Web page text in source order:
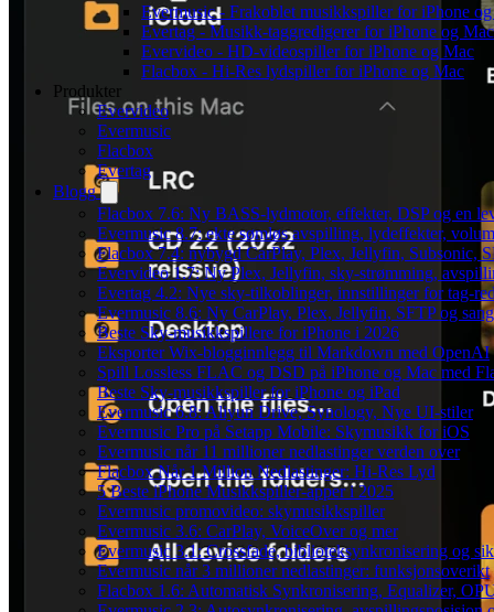
Evermusic - Frakoblet musikkspiller for iPhone
Evertag - Musikk-taggredigerer for iPhone og Mac
Evervideo - HD-videospiller for iPhone og Mac
Flacbox - Hi-Res lydspiller for iPhone og Mac
Produkter
Evervideo
Evermusic
Flacbox
Evertag
Blogg
Flacbox 7.6: Ny BASS-lydmotor, effekter, DSP og en
Evermusic 8.7: ekte sømløs avspilling, lydeffekter,
Flacbox 7.4: nybygd CarPlay, Plex, Jellyfin, Subsonic,
Evervideo 1.7: Ny Plex, Jellyfin, sky-strømming,
Evertag 4.2: Nye sky-tilkoblinger, innstillinger for tag-
Evermusic 8.6: Ny CarPlay, Plex, Jellyfin, SFTP og
Beste Sky-musikkspillere for iPhone i 2026
Eksporter Wix-blogginnlegg til Markdown med OpenAI
Spill Lossless FLAC og DSD på iPhone og Mac med
Beste Sky-musikkspiller for iPhone og iPad
Evermusic 6.8: Aliyun Drive, Synology, Nye UI-stiler
Evermusic Pro på Setapp Mobile: Skymusikk for iOS
Evermusic når 11 millioner nedlastinger verden over
Flacbox Når 1 Million Nedlastinger: Hi-Res Lyd
5 Beste iPhone Musikkspiller-apper i 2025
Evermusic promovideo: skymusikkspiller
Evermusic 3.6: CarPlay, VoiceOver og mer
Evermusic 3.1: Crossfade, biblioteksynkronisering og
Evermusic når 3 millioner nedlastinger: funksjonsoverikt
Flacbox 1.6: Automatisk Synkronisering, Equalizer,